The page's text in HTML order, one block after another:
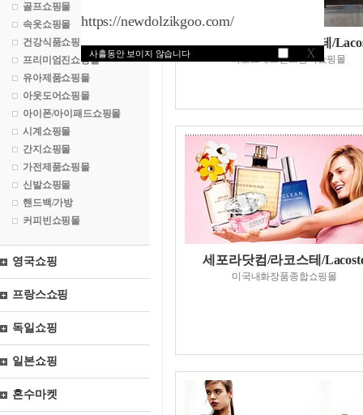
https://newdolzikgoo.com/
사흘동안 보이지 않습니다 X
골프쇼핑몰
속옷쇼핑몰
건강식품쇼핑몰
프리미엄진쇼핑몰
유아제품쇼핑몰
아웃도어쇼핑몰
아이폰/아이패드쇼핑몰
시계쇼핑몰
간지쇼핑몰
가전제품쇼핑몰
신발쇼핑몰
핸드백/가방
커피빈쇼핑몰
영국쇼핑
프랑스쇼핑
독일쇼핑
일본쇼핑
혼수마켓
라코스테닷컴/라코스테/
라코스테브랜드공식쇼핑몰
세포라닷컴/라코스테/
미국내화장품종합쇼핑몰